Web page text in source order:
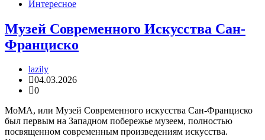
Интересное
Музей Современного Искусства Сан-
Франциско
lazily
04.03.2026
0
MoMA, или Музей Современного искусства Сан-Франциско
был первым на Западном побережье музеем, полностью
посвященном современным произведениям искусства.